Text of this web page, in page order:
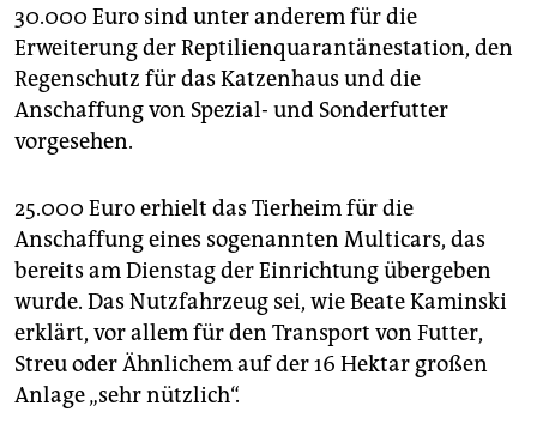
30.000 Euro sind unter anderem für die
Erweiterung der Reptilienquarantänestation, den
Regenschutz für das Katzenhaus und die
Anschaffung von Spezial- und Sonderfutter
vorgesehen.
25.000 Euro erhielt das Tierheim für die
Anschaffung eines sogenannten Multicars, das
bereits am Dienstag der Einrichtung übergeben
wurde. Das Nutzfahrzeug sei, wie Beate Kaminski
erklärt, vor allem für den Transport von Futter,
Streu oder Ähnlichem auf der 16 Hektar großen
Anlage „sehr nützlich“.